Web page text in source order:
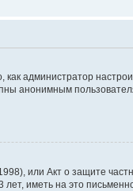
как администратор
анонимным
или Акт о защите
иметь на это